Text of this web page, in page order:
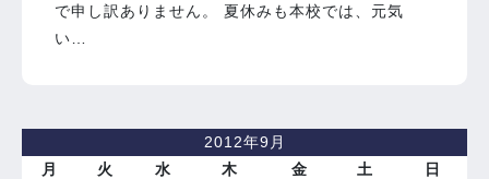
で申し訳ありません。 夏休みも本校では、元気
い…
2012年9月
月
火 水 木 金 土 日